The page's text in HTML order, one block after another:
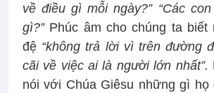
về điều gì mỗi ngày?” “Các
gì?” Phúc âm cho chúng ta biết
đệ “không trả lời vì trên đường
cãi về việc ai là người lớn nhất”.
nói với Chúa Giêsu những gì họ